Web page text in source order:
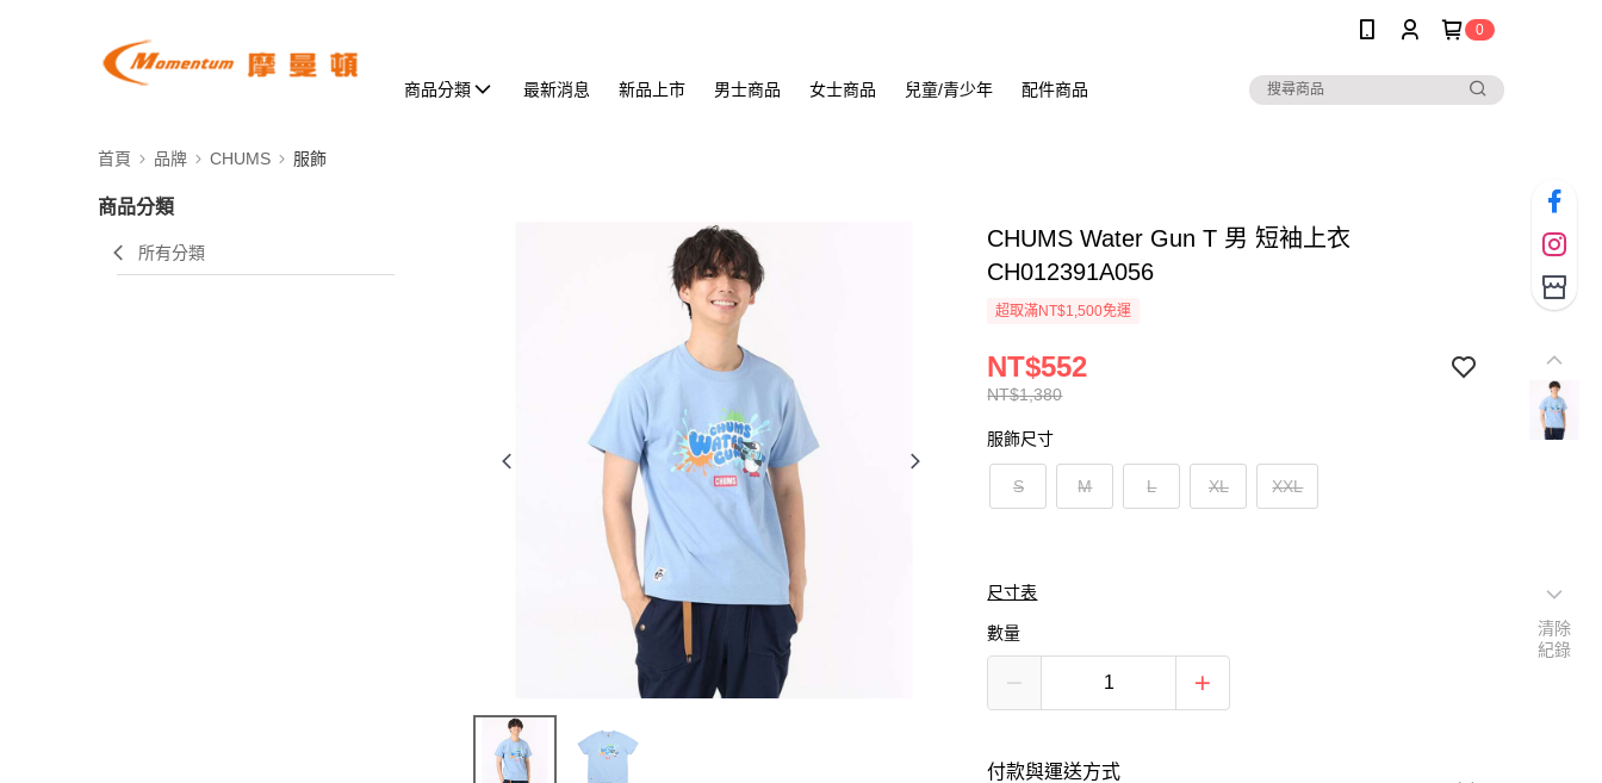
0
商品分類 最新消息 新品上市 男士商品 女士商品 兒童/青少年 配件商品
首頁 品牌 CHUMS 服飾
商品分類
所有分類
CHUMS Water Gun T 男 短袖上衣
CH012391A056
超取滿NT$1,500免運
NT$1,380
NT$552
服飾尺寸
S M L XL XXL
尺寸表
數量
付款與運送方式
清除
紀錄